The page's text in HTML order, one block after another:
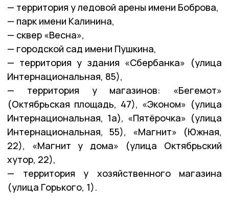
— территория у ледовой арены имени Боброва,
— парк имени Калинина,
— сквер «Весна»,
— городской сад имени Пушкина,
— территория у здания «Сбербанка» (улица
Интернациональная, 85),
— территория у магазинов: «Бегемот»
(Октябрьская площадь, 47), «Эконом» (улица
Интернациональная, 1а), «Пятёрочка» (улица
Интернациональная, 55), «Магнит» (Южная,
22), «Магнит у дома» (улица Октябрьский
хутор, 22),
— территория у хозяйственного магазина
(улица Горького, 1).